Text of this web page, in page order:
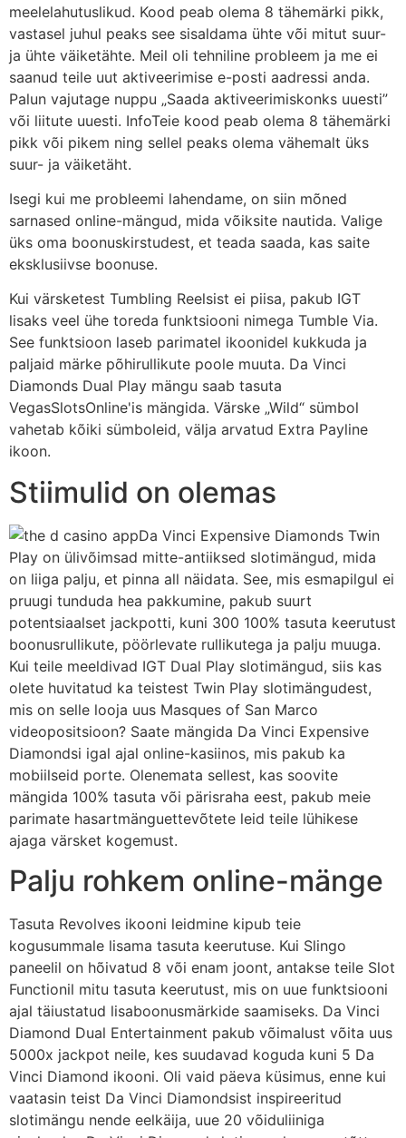
meelelahutuslikud. Kood peab olema 8 tähemärki pikk,
vastasel juhul peaks see sisaldama ühte või mitut suur-
ja ühte väiketähte. Meil ​​oli tehniline probleem ja me ei
saanud teile uut aktiveerimise e-posti aadressi anda.
Palun vajutage nuppu „Saada aktiveerimiskonks uuesti”
või liitute uuesti. InfoTeie kood peab olema 8 tähemärki
pikk või pikem ning sellel peaks olema vähemalt üks
suur- ja väiketäht.
Isegi kui me probleemi lahendame, on siin mõned
sarnased online-mängud, mida võiksite nautida. Valige
üks oma boonuskirstudest, et teada saada, kas saite
eksklusiivse boonuse.
Kui värsketest Tumbling Reelsist ei piisa, pakub IGT
lisaks veel ühe toreda funktsiooni nimega Tumble Via.
See funktsioon laseb parimatel ikoonidel kukkuda ja
paljaid märke põhirullikute poole muuta. Da Vinci
Diamonds Dual Play mängu saab tasuta
VegasSlotsOnline'is mängida. Värske „Wild“ sümbol
vahetab kõiki sümboleid, välja arvatud Extra Payline
ikoon.
Stiimulid on olemas
Da Vinci Expensive Diamonds Twin
Play on ülivõimsad mitte-antiiksed slotimängud, mida
on liiga palju, et pinna all näidata. See, mis esmapilgul ei
pruugi tunduda hea pakkumine, pakub suurt
potentsiaalset jackpotti, kuni 300 100% tasuta keerutust
boonusrullikute, pöörlevate rullikutega ja palju muuga.
Kui teile meeldivad IGT Dual Play slotimängud, siis kas
olete huvitatud ka teistest Twin Play slotimängudest,
mis on selle looja uus Masques of San Marco
videopositsioon? Saate mängida Da Vinci Expensive
Diamondsi igal ajal online-kasiinos, mis pakub ka
mobiilseid porte. Olenemata sellest, kas soovite
mängida 100% tasuta või pärisraha eest, pakub meie
parimate hasartmänguettevõtete leid teile lühikese
ajaga värsket kogemust.
Palju rohkem online-mänge
Tasuta Revolves ikooni leidmine kipub teie
kogusummale lisama tasuta keerutuse. Kui Slingo
paneelil on hõivatud 8 või enam joont, antakse teile Slot
Functionil mitu tasuta keerutust, mis on uue funktsiooni
ajal täiustatud lisaboonusmärkide saamiseks. Da Vinci
Diamond Dual Entertainment pakub võimalust võita uus
5000x jackpot neile, kes suudavad koguda kuni 5 Da
Vinci Diamond ikooni. Oli vaid päeva küsimus, enne kui
vaatasin teist Da Vinci Diamondsist inspireeritud
slotimängu nende eelkäija, uue 20 võiduliiniga